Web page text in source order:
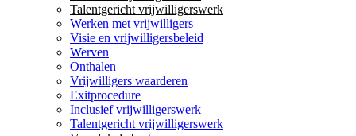
Talentgericht vrijwilligerswerk
Werken met vrijwilligers
Visie en vrijwilligersbeleid
Werven
Onthalen
Vrijwilligers waarderen
Exitprocedure
Inclusief vrijwilligerswerk
Talentgericht vrijwilligerswerk